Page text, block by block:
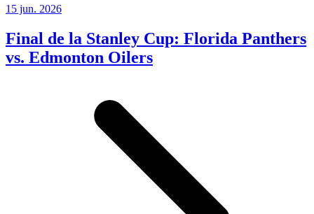
15 jun. 2026
Final de la Stanley Cup: Florida Panthers
vs. Edmonton Oilers